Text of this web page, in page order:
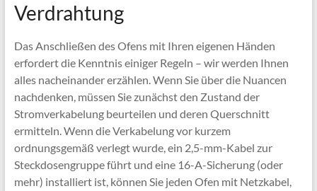
Verdrahtung
Das Anschließen des Ofens mit Ihren eigenen Händen
erfordert die Kenntnis einiger Regeln – wir werden Ihnen
alles nacheinander erzählen. Wenn Sie über die Nuancen
nachdenken, müssen Sie zunächst den Zustand der
Stromverkabelung beurteilen und deren Querschnitt
ermitteln. Wenn die Verkabelung vor kurzem
ordnungsgemäß verlegt wurde, ein 2,5-mm-Kabel zur
Steckdosengruppe führt und eine 16-A-Sicherung (oder
mehr) installiert ist, können Sie jeden Ofen mit Netzkabel,